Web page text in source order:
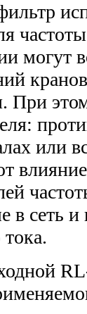
могут
При
или
в сеть и